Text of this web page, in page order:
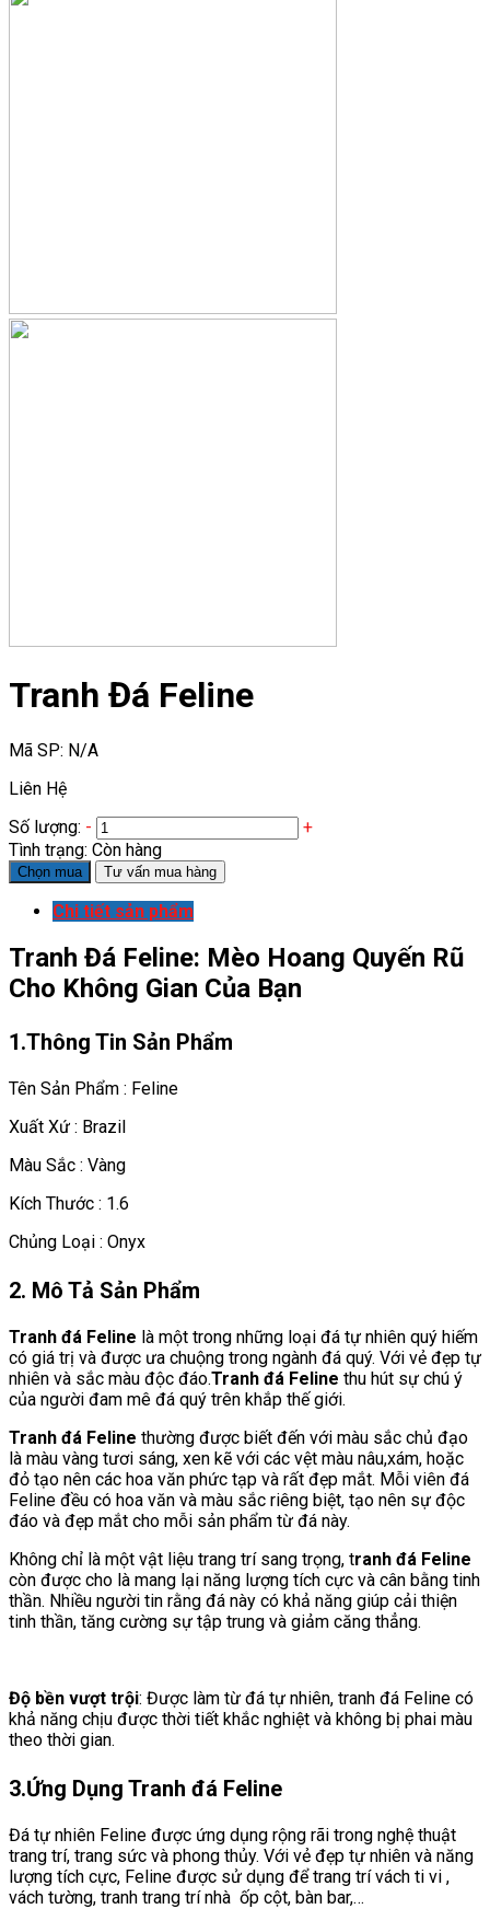
Tranh Đá Feline
Mã SP: N/A
Liên Hệ
Số lượng: -
+
Tình trạng: Còn hàng
Chọn mua Tư vấn mua hàng
Chi tiết sản phẩm
Tranh Đá Feline: Mèo Hoang Quyến Rũ
Cho Không Gian Của Bạn
1.Thông Tin Sản Phẩm
Tên Sản Phẩm : Feline
Xuất Xứ : Brazil
Màu Sắc : Vàng
Kích Thước : 1.6
Chủng Loại : Onyx
2. Mô Tả Sản Phẩm
Tranh đá Feline là một trong những loại đá tự nhiên quý hiếm
có giá trị và được ưa chuộng trong ngành đá quý. Với vẻ đẹp tự
nhiên và sắc màu độc đáo.Tranh đá Feline thu hút sự chú ý
của người đam mê đá quý trên khắp thế giới.
Tranh đá Feline thường được biết đến với màu sắc chủ đạo
là màu vàng tươi sáng, xen kẽ với các vệt màu nâu,xám, hoặc
đỏ tạo nên các hoa văn phức tạp và rất đẹp mắt. Mỗi viên đá
Feline đều có hoa văn và màu sắc riêng biệt, tạo nên sự độc
đáo và đẹp mắt cho mỗi sản phẩm từ đá này.
Không chỉ là một vật liệu trang trí sang trọng, tranh đá Feline
còn được cho là mang lại năng lượng tích cực và cân bằng tinh
thần. Nhiều người tin rằng đá này có khả năng giúp cải thiện
tinh thần, tăng cường sự tập trung và giảm căng thẳng.
Độ bền vượt trội: Được làm từ đá tự nhiên, tranh đá Feline có
khả năng chịu được thời tiết khắc nghiệt và không bị phai màu
theo thời gian.
3.Ứng Dụng Tranh đá Feline
Đá tự nhiên Feline được ứng dụng rộng rãi trong nghệ thuật
trang trí, trang sức và phong thủy. Với vẻ đẹp tự nhiên và năng
lượng tích cực, Feline được sử dụng để trang trí vách ti vi ,
vách tường, tranh trang trí nhà ốp cột, bàn bar,…